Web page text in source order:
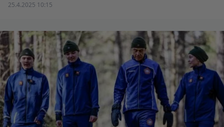
25.4.2025 10:15